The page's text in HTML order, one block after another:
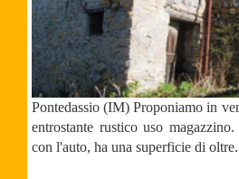
Pontedassio (IM) Proponiamo in
entrostante rustico uso
con l'auto, ha una superficie di